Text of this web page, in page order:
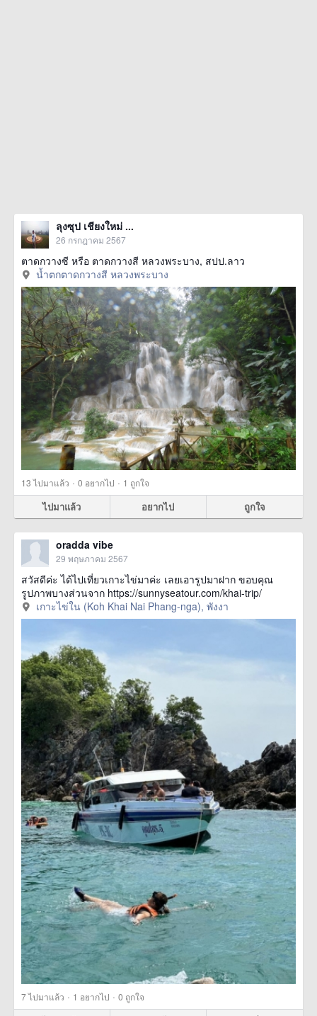
ลุงซุป เชียงใหม่ ...
26 กรกฎาคม 2567
ตาดกวางซี หรือ ตาดกวางสี หลวงพระบาง, สปป.ลาว
น้ำตกตาดกวางสี หลวงพระบาง
13ไปมาแล้ว · 0 อยากไป · 1 ถูกใจ
ไปมาแล้ว อยากไป ถูกใจ
oradda vibe
29 พฤษภาคม 2567
สวัสดีค่ะ ได้ไปเที่ยวเกาะไข่มาค่ะ เลยเอารูปมาฝาก ขอบคุณ
รูปภาพบางส่วนจาก https://sunnyseatour.com/khai-trip/
เกาะไข่ใน (Koh Khai Nai Phang-nga), พังงา
7ไปมาแล้ว · 1 อยากไป · 0 ถูกใจ